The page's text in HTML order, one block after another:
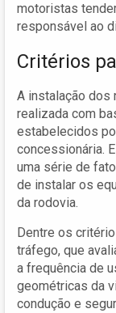
motoristas
responsável ao
Critérios
A instalação dos
realizada com
estabelecidos
concessionária.
uma série de
de instalar os
da rodovia.
Dentre os
tráfego, que
a frequência de
geométricas da
condução e